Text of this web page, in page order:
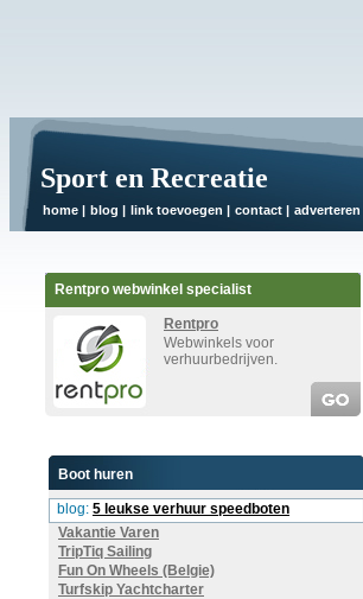
Sport en Recreatie
home | blog | link toevoegen | contact | adverteren
Rentpro webwinkel specialist
Rentpro
Webwinkels voor
verhuurbedrijven.
Boot huren
blog: 5 leukse verhuur speedboten
Vakantie Varen
TripTiq Sailing
Fun On Wheels (Belgie)
Turfskip Yachtcharter